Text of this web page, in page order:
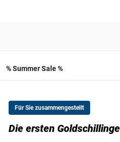
% Summer Sale %
Für Sie zusammengestellt
Die ersten